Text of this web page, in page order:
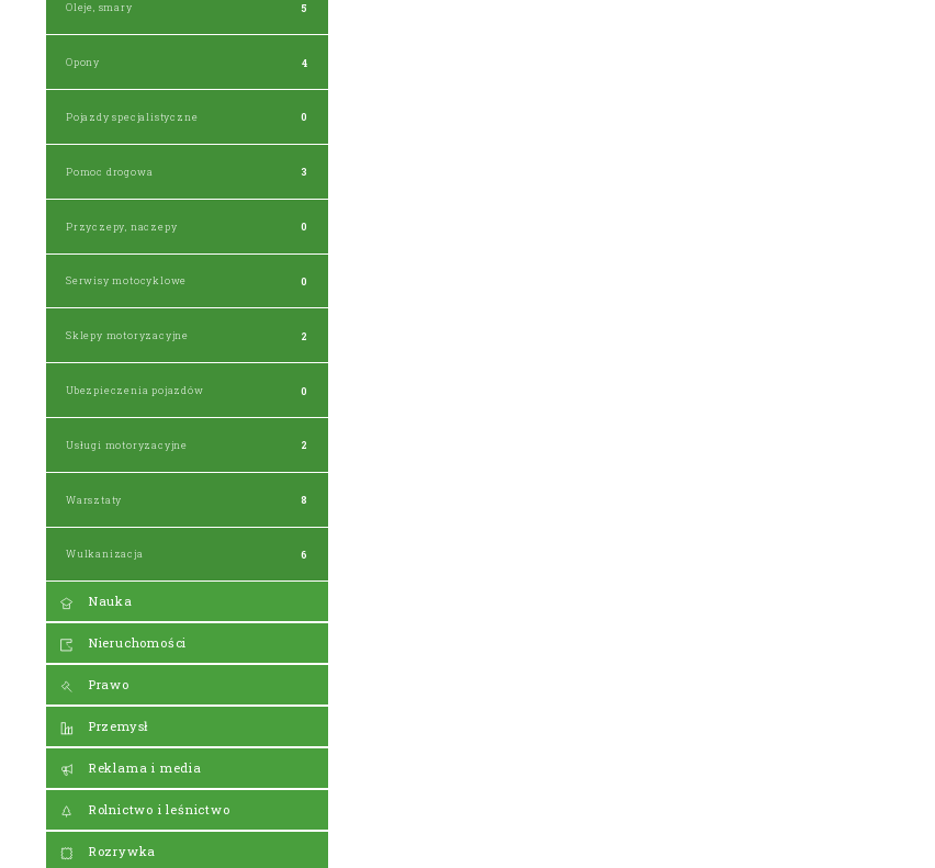
Oleje, smary 5
Opony 4
Pojazdy specjalistyczne 0
Pomoc drogowa 3
Przyczepy, naczepy 0
Serwisy motocyklowe 0
Sklepy motoryzacyjne 2
Ubezpieczenia pojazdów 0
Usługi motoryzacyjne 2
Warsztaty 8
Wulkanizacja 6
Nauka
Nieruchomości
Prawo
Przemysł
Reklama i media
Rolnictwo i leśnictwo
Rozrywka